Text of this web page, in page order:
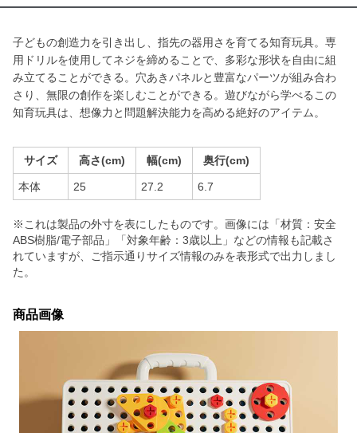
子どもの創造力を引き出し、指先の器用さを育てる知育玩具。専
用ドリルを使用してネジを締めることで、多彩な形状を自由に組
み立てることができる。穴あきパネルと豊富なパーツが組み合わ
さり、無限の創作を楽しむことができる。遊びながら学べるこの
知育玩具は、想像力と問題解決能力を高める絶好のアイテム。
サイズ 高さ(cm) 幅(cm) 奥行(cm)
本体 25 27.2 6.7
※これは製品の外寸を表にしたものです。画像には「材質：安全
ABS樹脂/電子部品」「対象年齢：3歳以上」などの情報も記載さ
れていますが、ご指示通りサイズ情報のみを表形式で出力しまし
た。
商品画像